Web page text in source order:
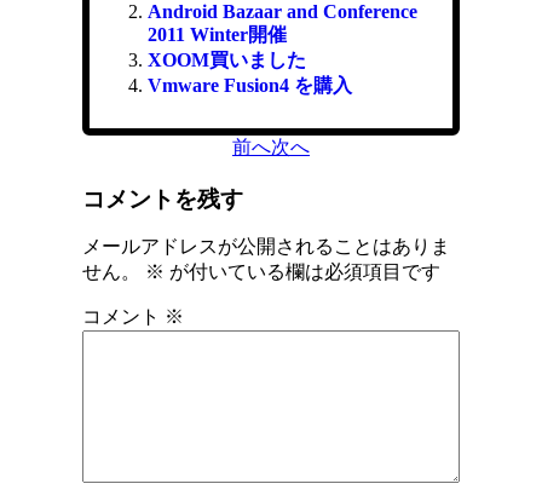
Android Bazaar and Conference
2011 Winter開催
XOOM買いました
Vmware Fusion4 を購入
前へ次へ
コメントを残す
メールアドレスが公開されることはありま
せん。
※ が付いている欄は必須項目です
コメント ※